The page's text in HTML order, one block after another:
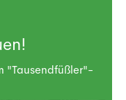
"Tausendfüßler"-